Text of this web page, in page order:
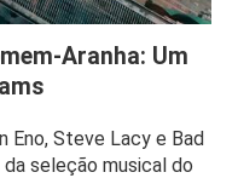
Aranha: Um
Eno, Steve Lacy e Bad
seleção musical do